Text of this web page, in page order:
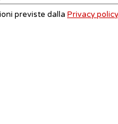
previste dalla Privacy policy